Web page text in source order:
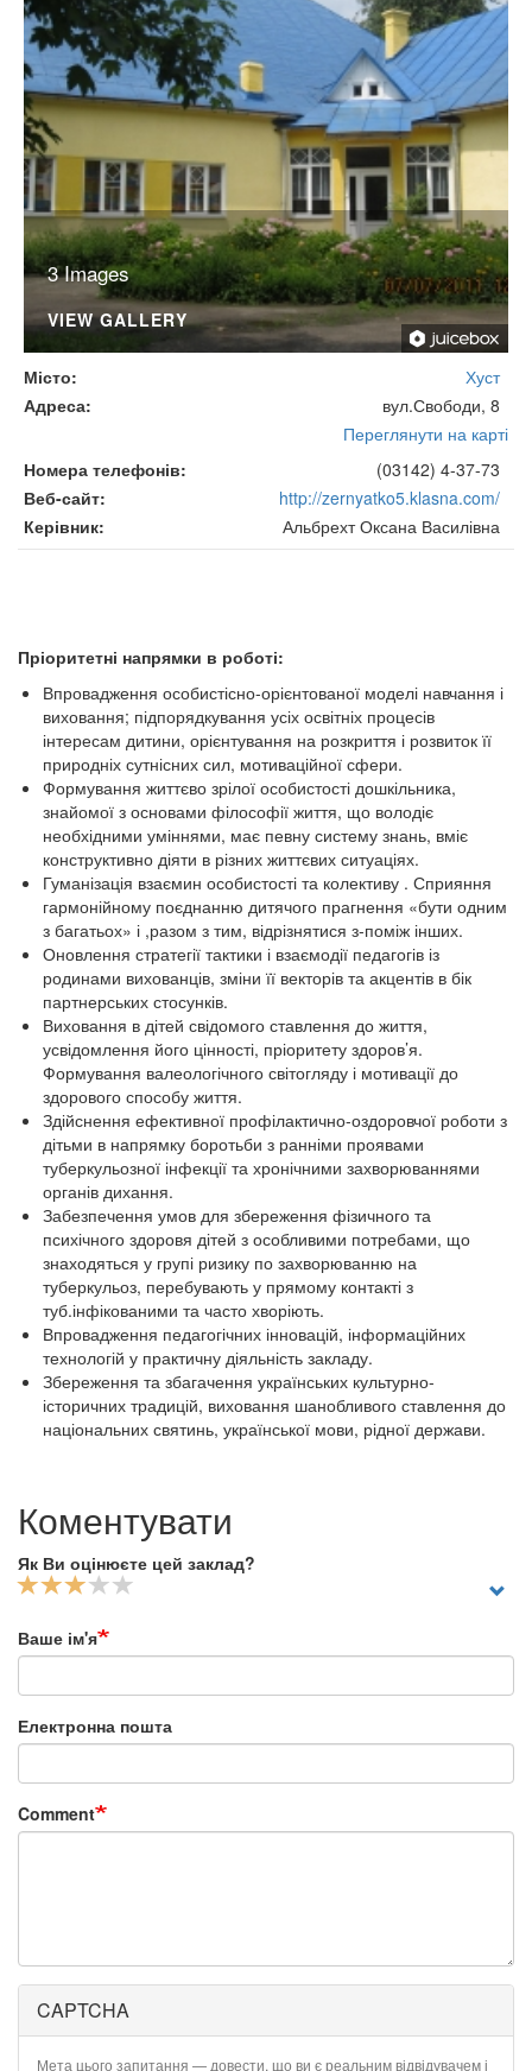
3 Images
VIEW GALLERY
Місто
Хуст
Адреса
вул.Свободи, 8
Переглянути на карті
Номера телефонів
(03142) 4-37-73
Веб-сайт
http://zernyatko5.klasna.com/
Керівник
Альбрехт Оксана Василівна
Пріоритетні напрямки в роботі:
Впровадження особистісно-орієнтованої моделі навчання і
виховання; підпорядкування усіх освітніх процесів
інтересам дитини, орієнтування на розкриття і розвиток її
природніх сутнісних сил, мотиваційної сфери.
Формування життєво зрілої особистості дошкільника,
знайомої з основами філософії життя, що володіє
необхідними уміннями, має певну систему знань, вміє
конструктивно діяти в різних життєвих ситуаціях.
Гуманізація взаємин особистості та колективу . Сприяння
гармонійному поєднанню дитячого прагнення «бути одним
з багатьох» і ,разом з тим, відрізнятися з-поміж інших.
Оновлення стратегії тактики і взаємодії педагогів із
родинами вихованців, зміни її векторів та акцентів в бік
партнерських стосунків.
Виховання в дітей свідомого ставлення до життя,
усвідомлення його цінності, пріоритету здоров’я.
Формування валеологічного світогляду і мотивації до
здорового способу життя.
Здійснення ефективної профілактично-оздоровчої роботи з
дітьми в напрямку боротьби з ранніми проявами
туберкульозної інфекції та хронічними захворюваннями
органів дихання.
Забезпечення умов для збереження фізичного та
психічного здоровя дітей з особливими потребами, що
знаходяться у групі ризику по захворюванню на
туберкульоз, перебувають у прямому контакті з
туб.інфікованими та часто хворіють.
Впровадження педагогічних інновацій, інформаційних
технологій у практичну діяльність закладу.
Збереження та збагачення українських культурно-
історичних традицій, виховання шанобливого ставлення до
національних святинь, української мови, рідної держави.
Коментувати
Як Ви оцінюєте цей заклад?
Ваше ім'я
Електронна пошта
Comment
CAPTCHA
Мета цього запитання — довести, що ви є реальним відвідувачем і